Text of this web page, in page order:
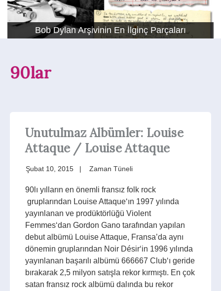
Bob Dylan Arşivinin En İlginç Parçaları
90lar
Unutulmaz Albümler: Louise
Attaque / Louise Attaque
Şubat 10, 2015 Zaman Tüneli
90lı yılların en önemli fransız folk rock
gruplarından Louise Attaque‘ın 1997 yılında
yayınlanan ve prodüktörlüğü Violent
Femmes‘dan Gordon Gano tarafından yapılan
debut albümü Louise Attaque, Fransa’da aynı
dönemin gruplarından Noir Désir‘in 1996 yılında
yayınlanan başarılı albümü 666667 Club‘ı geride
bırakarak 2,5 milyon satışla rekor kırmıştı. En çok
satan fransız rock albümü dalında bu rekor